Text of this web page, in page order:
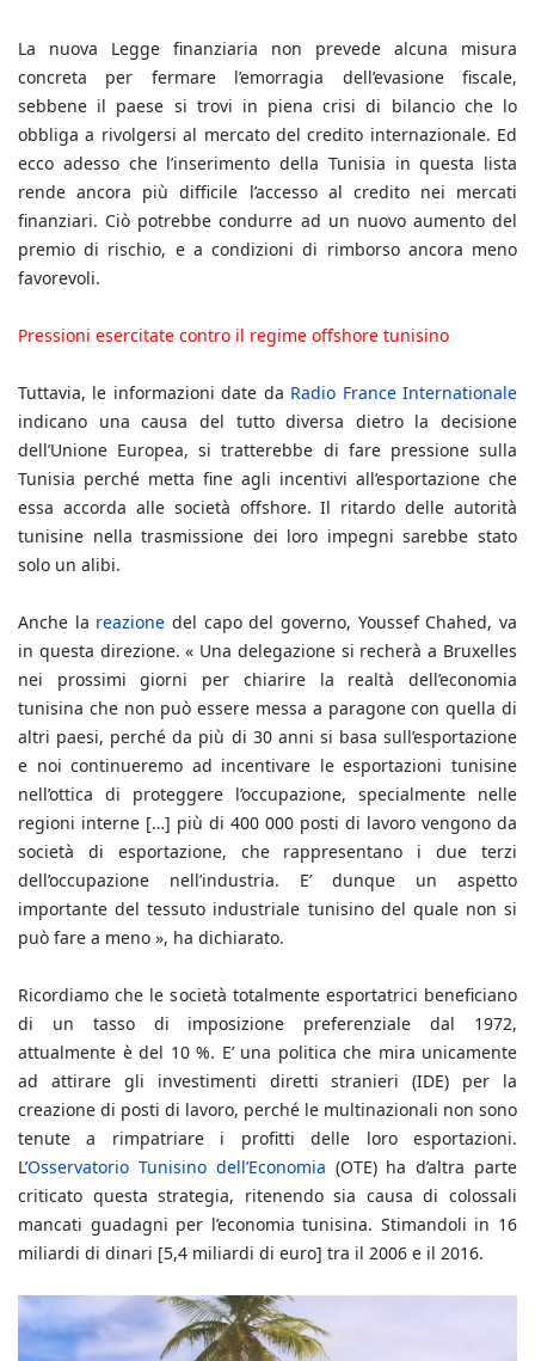
La nuova Legge finanziaria non prevede alcuna misura
concreta per fermare l’emorragia dell’evasione fiscale,
sebbene il paese si trovi in piena crisi di bilancio che lo
obbliga a rivolgersi al mercato del credito internazionale. Ed
ecco adesso che l’inserimento della Tunisia in questa lista
rende ancora più difficile l’accesso al credito nei mercati
finanziari. Ciò potrebbe condurre ad un nuovo aumento del
premio di rischio, e a condizioni di rimborso ancora meno
favorevoli.
Pressioni esercitate contro il regime offshore tunisino
Tuttavia, le informazioni date da Radio France Internationale
indicano una causa del tutto diversa dietro la decisione
dell’Unione Europea, si tratterebbe di fare pressione sulla
Tunisia perché metta fine agli incentivi all’esportazione che
essa accorda alle società offshore. Il ritardo delle autorità
tunisine nella trasmissione dei loro impegni sarebbe stato
solo un alibi.
Anche la reazione del capo del governo, Youssef Chahed, va
in questa direzione. « Una delegazione si recherà a Bruxelles
nei prossimi giorni per chiarire la realtà dell’economia
tunisina che non può essere messa a paragone con quella di
altri paesi, perché da più di 30 anni si basa sull’esportazione
e noi continueremo ad incentivare le esportazioni tunisine
nell’ottica di proteggere l’occupazione, specialmente nelle
regioni interne […] più di 400 000 posti di lavoro vengono da
società di esportazione, che rappresentano i due terzi
dell’occupazione nell’industria. E’ dunque un aspetto
importante del tessuto industriale tunisino del quale non si
può fare a meno », ha dichiarato.
Ricordiamo che le società totalmente esportatrici beneficiano
di un tasso di imposizione preferenziale dal 1972,
attualmente è del 10 %. E’ una politica che mira unicamente
ad attirare gli investimenti diretti stranieri (IDE) per la
creazione di posti di lavoro, perché le multinazionali non sono
tenute a rimpatriare i profitti delle loro esportazioni.
L’Osservatorio Tunisino dell’Economia (OTE) ha d’altra parte
criticato questa strategia, ritenendo sia causa di colossali
mancati guadagni per l’economia tunisina. Stimandoli in 16
miliardi di dinari [5,4 miliardi di euro] tra il 2006 e il 2016.